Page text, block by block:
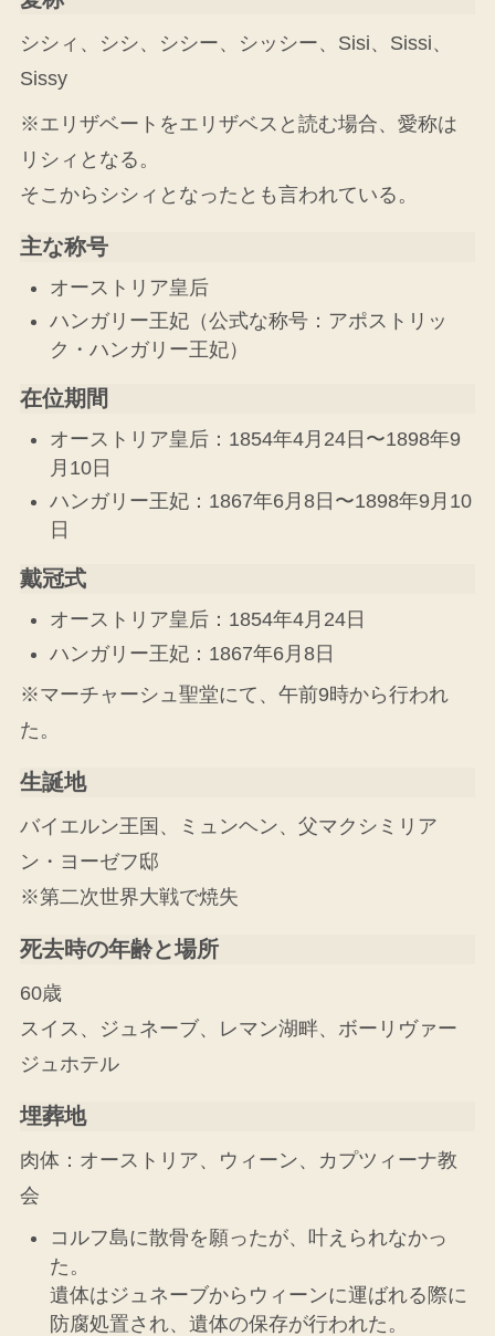
シシィ、シシ、シシー、シッシー、Sisi、Sissi、
Sissy
※エリザベートをエリザベスと読む場合、愛称は
リシィとなる。
そこからシシィとなったとも言われている。
主な称号
オーストリア皇后
ハンガリー王妃（公式な称号：アポストリッ
ク・ハンガリー王妃）
在位期間
オーストリア皇后：1854年4月24日〜1898年9
月10日
ハンガリー王妃：1867年6月8日〜1898年9月10
日
戴冠式
オーストリア皇后：1854年4月24日
ハンガリー王妃：1867年6月8日
※マーチャーシュ聖堂にて、午前9時から行われ
た。
生誕地
バイエルン王国、ミュンヘン、父マクシミリア
ン・ヨーゼフ邸
※第二次世界大戦で焼失
死去時の年齢と場所
60歳
スイス、ジュネーブ、レマン湖畔、ボーリヴァー
ジュホテル
埋葬地
肉体：オーストリア、ウィーン、カプツィーナ教
会
コルフ島に散骨を願ったが、叶えられなかっ
た。
遺体はジュネーブからウィーンに運ばれる際に
防腐処置され、遺体の保存が行われた。